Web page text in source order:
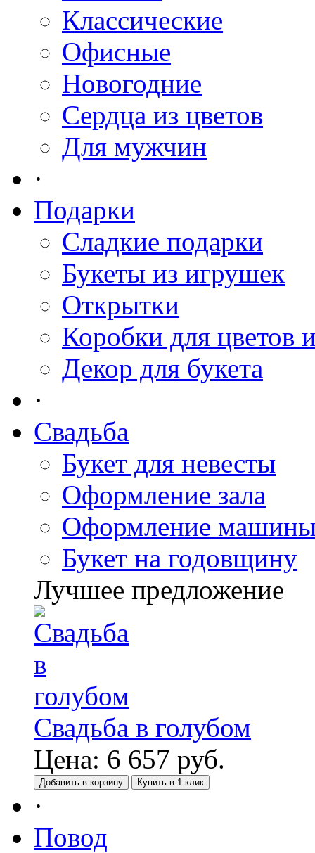
Классические
Офисные
Новогодние
Сердца из цветов
Для мужчин
·
Подарки
Сладкие подарки
Букеты из игрушек
Открытки
Коробки для цветов
Декор для букета
·
Свадьба
Букет для невесты
Оформление зала
Оформление
Букет на годовщину
Лучшее предложение
Свадьба в голубом
Цена: 6 657 руб.
Добавить в корзину Купить в 1 клик
·
Повод